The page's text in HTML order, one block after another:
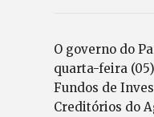
O governo do
quarta-feira
Fundos de
Creditórios do